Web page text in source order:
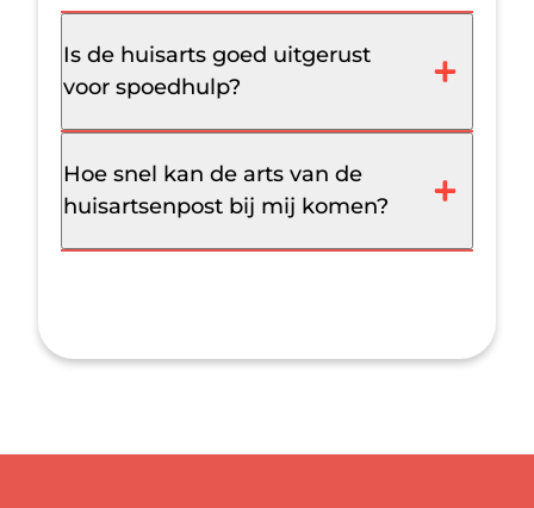
Is de huisarts goed uitgerust
voor spoedhulp?
Hoe snel kan de arts van de
huisartsenpost bij mij komen?